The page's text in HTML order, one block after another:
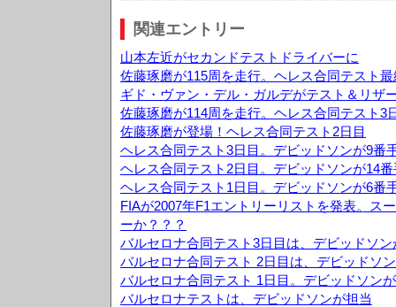
関連エントリー
山本左近がセカンドテストドライバーに
佐藤琢磨が115周を走行。ヘレス合同テスト
ギド・ヴァン・デル・ガルデがテスト＆リザ
佐藤琢磨が114周を走行。ヘレス合同テスト3
佐藤琢磨が登場！ヘレス合同テスト2日目
ヘレス合同テスト3日目。デビッドソンが9番
ヘレス合同テスト2日目。デビッドソンが14
ヘレス合同テスト1日目。デビッドソンが6番
FIAが2007年F1エントリーリストを発表。ス
ーか？？？
バルセロナ合同テスト3日目は、デビッドソン
バルセロナ合同テスト 2日目は、デビッドソ
バルセロナ合同テスト 1日目。デビッドソン
バルセロナテストは、デビッドソンが担当